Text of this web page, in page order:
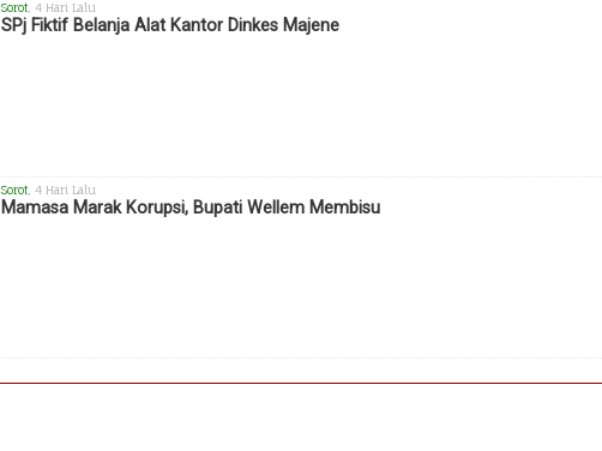
Sorot , 4 Hari Lalu
SPj Fiktif Belanja Alat Kantor Dinkes Majene
Sorot , 4 Hari Lalu
Mamasa Marak Korupsi, Bupati Wellem Membisu